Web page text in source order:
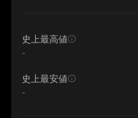
史上最高値
-
史上最安値
-